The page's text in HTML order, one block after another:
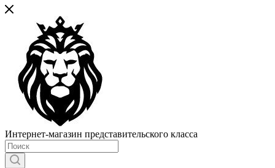
Интернет-магазин представительского класса